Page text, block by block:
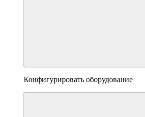
Конфигурировать оборудование